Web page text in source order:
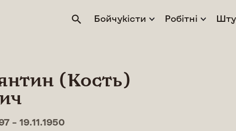
Бойчукісти Робітні
(Кость)
– 19.11.1950